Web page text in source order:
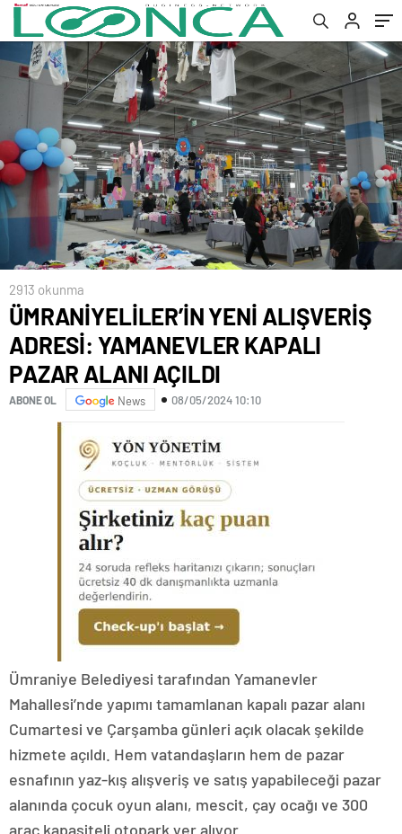
2913 okunma
ÜMRANİYELİLER’İN YENİ ALIŞVERİŞ
ADRESİ: YAMANEVLER KAPALI
PAZAR ALANI AÇILDI
ABONE OL News 08/05/2024 10:10
Ümraniye Belediyesi tarafından Yamanevler
Mahallesi’nde yapımı tamamlanan kapalı pazar alanı
Cumartesi ve Çarşamba günleri açık olacak şekilde
hizmete açıldı. Hem vatandaşların hem de pazar
esnafının yaz-kış alışveriş ve satış yapabileceği pazar
alanında çocuk oyun alanı, mescit, çay ocağı ve 300
araç kapasiteli otopark yer alıyor.